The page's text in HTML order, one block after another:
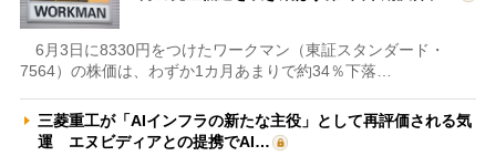
6月3日に8330円をつけたワークマン（東証スタンダード・
7564）の株価は、わずか1カ月あまりで約34％下落…
三菱重工が「AIインフラの新たな主役」として再評価される気
運 エヌビディアとの提携でAI…